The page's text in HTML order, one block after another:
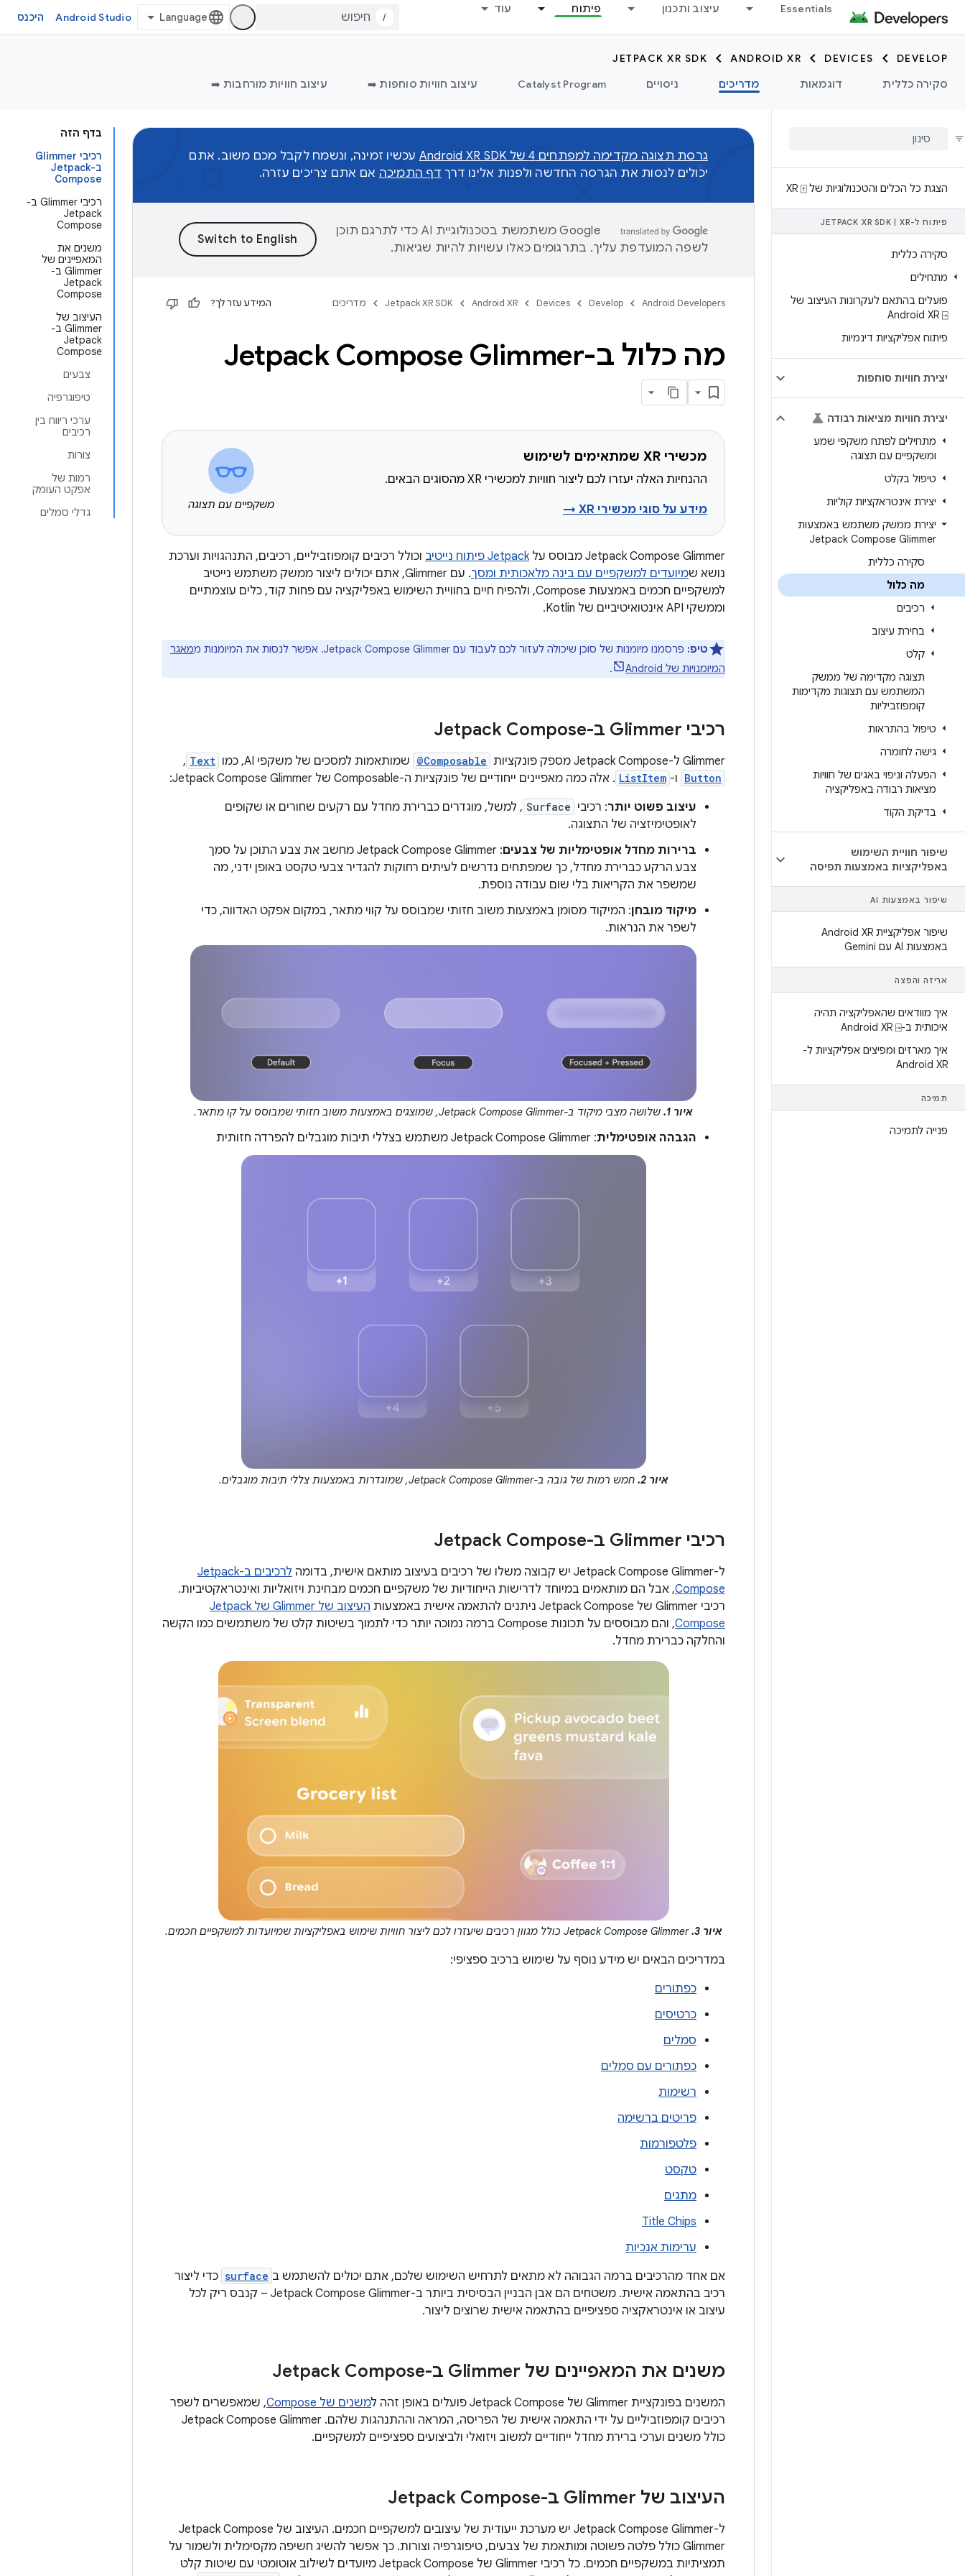
Essentials עיצוב ותכנון פיתוח עוד
/
Android Studio היכנס
DEVELOP
DEVICES
ANDROID XR
JETPACK XR SDK
סקירה כללית
דוגמאות מדריכים ניסויים Catalyst Program עיצוב חוויות סוחפות ➡️ עיצוב חוויות מורחבות ➡️
הצגת כל הכלים והטכנולוגיות של XR ⍐
פיתוח ל-XR‏
סקירה כללית
מתחילים
פועלים בהתאם לעקרונות העיצוב של
Android XR ⍈
פיתוח אפליקציות דינמיות
יצירת חוויות סוחפות
יצירת חוויות מציאות רבודה
מתחילים לפתח משקפי שמע
ומשקפיים עם תצוגה
טיפול בקלט
יצירת אינטראקציות קוליות
יצירת ממשק משתמש באמצעות
Jetpack Compose Glimmer
סקירה כללית
מה כלול
רכיבים
בחירת עיצוב
קלט
תצוגה מקדימה של ממשק
המשתמש עם תצוגות מקדימות
קומפוזביליות
טיפול בהתראות
גישה לחומרה
הפעלה וניפוי באגים של חוויות
מציאות רבודה באפליקציה
בדיקת הקוד
שיפור חוויית השימוש
באפליקציות באמצעות תפיסה
שיפור באמצעות AI
שיפור אפליקציית Android XR
באמצעות AI עם Gemini
אריזה והפצה
איך מוודאים שהאפליקציה תהיה
איכותית ב-Android XR ⍈
איך מארזים ומפיצים אפליקציות ל-
Android XR
תמיכה
פנייה לתמיכה
בדף הזה
רכיבי Glimmer
ב-Jetpack
Compose
רכיבי Glimmer ב-
Jetpack
Compose
משנים את
המאפיינים של
Glimmer ב-
Jetpack
Compose
העיצוב של
Glimmer ב-
Jetpack
Compose
צבעים
טיפוגרפיה
ערכי ריווח בין
רכיבים
צורות
רמות של
אפקט העומק
גדלי סמלים
גרסת תצוגה מקדימה למפתחים 4 של Android XR SDK
עכשיו זמינה, ונשמח לקבל מכם משוב. אתם
יכולים לנסות את הגרסה החדשה ולפנות אלינו דרך דף התמיכה אם אתם צריכים עזרה.
‫Google משתמשת בטכנולוגיית AI כדי לתרגם תוכן
לשפה המועדפת עליך. בתרגומים כאלו עשויות להיות שגיאות.
Android Developers
Develop
Devices
Android XR
Jetpack XR SDK מדריכים המידע עזר לך?
מה כלול ב-Jetpack Compose Glimmer
מכשירי XR שמתאימים לשימוש
ההנחיות האלה יעזרו לכם ליצור חוויות למכשירי XR מהסוגים הבאים.
מידע על סוגי מכשירי XR → משקפיים עם תצוגה
‫Jetpack Compose Glimmer מבוסס על Jetpack פיתוח נייטיב
וכולל רכיבים קומפוזביליים, רכיבים, התנהגויות וערכת
נושא שמיועדים למשקפיים עם בינה מלאכותית ומסך
. עם Glimmer, אתם יכולים ליצור ממשק משתמש נייטיב
למשקפיים חכמים באמצעות Compose, ולהפיח חיים בחוויית השימוש באפליקציה עם פחות קוד, כלים עוצמתיים
וממשקי API אינטואיטיביים של Kotlin.
טיפ: פרסמנו מיומנות של סוכן שיכולה לעזור לכם לעבוד עם Jetpack Compose Glimmer. אפשר לנסות את המיומנות מ
מאגר
המיומנויות של Android
.
רכיבי Glimmer ב-Jetpack Compose
‫Glimmer ל-Jetpack Compose מספק פונקציות @Composable שמותאמות למסכים של משקפי AI, כמו Text
,‏
Button ו- ListItem . אלה כמה מאפיינים ייחודיים של פונקציות ה-Composable של Jetpack Compose Glimmer:
עיצוב פשוט יותר: רכיבי Surface , למשל, מוגדרים כברירת מחדל עם רקעים שחורים או שקופים
לאופטימיזציה של התצוגה.
ברירות מחדל אופטימליות של צבעים
: Jetpack Compose Glimmer מחשב את צבע התוכן על סמך
צבע הרקע כברירת מחדל, כך שמפתחים נדרשים לעיתים רחוקות להגדיר צבעי טקסט באופן ידני, מה
שמשפר את הקריאות בלי שום עבודה נוספת.
מיקוד מובחן: המיקוד מסומן באמצעות משוב חזותי שמבוסס על קווי מתאר, במקום אפקט האדווה, כדי
לשפר את הנראות.
איור 1. שלושה מצבי מיקוד ב-Jetpack Compose Glimmer, שמוצגים באמצעות משוב חזותי שמבוסס על קו מתאר.
הגבהה אופטימלית: Jetpack Compose Glimmer משתמש בצללי תיבות מוגבלים להפרדה חזותית
איור 2. חמש רמות של גובה ב-Jetpack Compose Glimmer, שמוגדרות באמצעות צללי תיבות מוגבלים.
רכיבי Glimmer ב-Jetpack Compose
ל-Jetpack Compose Glimmer יש קבוצה משלו של רכיבים בעיצוב מותאם אישית, בדומה
לרכיבים ב-Jetpack
Compose, אבל הם מותאמים במיוחד לדרישות הייחודיות של משקפיים חכמים מבחינת ויזואליות ואינטראקטיביות.
רכיבי Glimmer של Jetpack Compose ניתנים להתאמה אישית באמצעות
העיצוב של Glimmer של Jetpack
Compose
, והם מבוססים על תכונות Compose ברמה נמוכה יותר כדי לתמוך בשיטות קלט של משתמשים כמו הקשה
והחלקה כברירת מחדל.
איור 3. ‫Jetpack Compose Glimmer כולל מגוון רכיבים שיעזרו לכם ליצור חוויות שימוש באפליקציות שמיועדות למשקפיים חכמים.
במדריכים הבאים יש מידע נוסף על שימוש ברכיב ספציפי:
כפתורים
כרטיסים
סמלים
כפתורים עם סמלים
רשימות
פריטים ברשימה
פלטפורמות
טקסט
מתגים
Title Chips
ערימות אנכיות
אם אחד מהרכיבים ברמה הגבוהה לא מתאים לתרחיש השימוש שלכם, אתם יכולים להשתמש ב surface כדי ליצור
רכיב בהתאמה אישית. משטחים הם אבן הבניין הבסיסית ביותר ב-Jetpack Compose Glimmer – קנבס ריק לכל
עיצוב או אינטראקציה ספציפיים בהתאמה אישית שרוצים ליצור.
משנים את המאפיינים של Glimmer ב-Jetpack Compose
המשנים בפונקציית Glimmer של Jetpack Compose פועלים באופן זהה ל משנים של Compose
, שמאפשרים לשפר
רכיבים קומפוזביליים על ידי התאמה אישית של הפריסה, המראה וההתנהגות שלהם. ‫Jetpack Compose Glimmer
כולל משנים וערכי ברירת מחדל ייחודיים למשוב ויזואלי ולביצועים ספציפיים למשקפיים.
העיצוב של Glimmer ב-Jetpack Compose
ל-Jetpack Compose Glimmer יש מערכת ייעודית של עיצובים למשקפיים חכמים. העיצוב של Jetpack Compose
Glimmer כולל פלטה פשוטה ומותאמת של צבעים, טיפוגרפיה וצורות. כך אפשר להשיג חשיפה מקסימלית ולשמור על
תמציתיות במשקפיים חכמים. כל רכיבי Glimmer של Jetpack Compose מיועדים לשילוב אוטומטי עם שיטות קלט